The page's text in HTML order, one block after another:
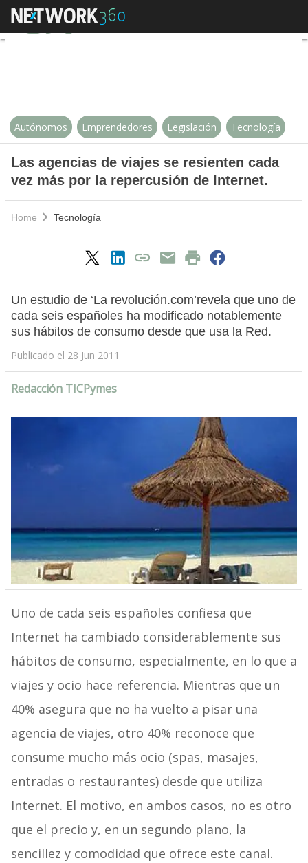
Las agencias de viajes se
Autónomos Emprendedores Legislación Tecnología
Las agencias de viajes se resienten cada
vez más por la repercusión de Internet.
Home Tecnología
Un estudio de ‘La revolución.com’revela que uno de
cada seis españoles ha modificado notablemente
sus hábitos de consumo desde que usa la Red.
Publicado el 28 Jun 2011
Redacción TICPymes
Uno de cada seis españoles confiesa que
Internet ha cambiado considerablemente sus
hábitos de consumo, especialmente, en lo que a
viajes y ocio hace referencia. Mientras que un
40% asegura que no ha vuelto a pisar una
agencia de viajes, otro 40% reconoce que
consume mucho más ocio (spas, masajes,
entradas o restaurantes) desde que utiliza
Internet. El motivo, en ambos casos, no es otro
que el precio y, en un segundo plano, la
sencillez y comodidad que ofrece este canal.